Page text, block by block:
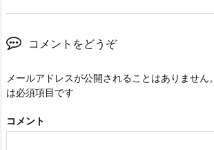
コメントをどうぞ
メールアドレスが公開されることはありません。
は必須項目です
コメント